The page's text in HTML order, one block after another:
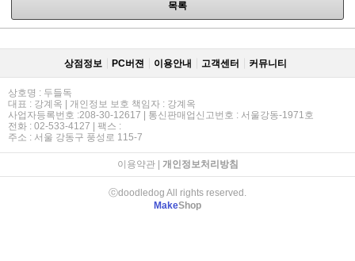
목록
상점정보 PC버젼 이용안내 고객센터 커뮤니티
상호명 : 두들독
대표 : 강계옥 | 개인정보 보호 책임자 : 강계옥
사업자등록번호 :208-30-12617 | 통신판매업신고번호 : 서울강동-1971호
전화 : 02-533-4127 | 팩스 :
주소 : 서울 강동구 풍성로 115-7
이용약관| 개인정보처리방침
ⓒdoodledog All rights reserved.
MakeShop